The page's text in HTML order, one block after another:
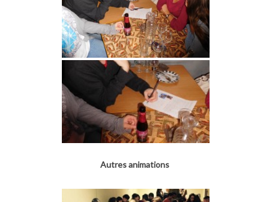
Autres animations